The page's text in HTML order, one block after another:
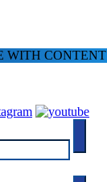
WITH CONTENT